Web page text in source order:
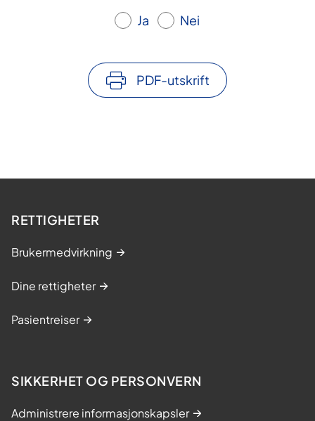
Ja Nei
PDF-utskrift
RETTIGHETER
Brukermedvirkning
Dine rettigheter
Pasientreiser
SIKKERHET OG PERSONVERN
Administrere informasjonskapsler